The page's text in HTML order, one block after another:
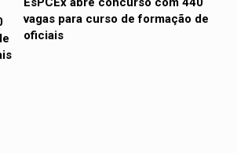
vagas para curso de formação de
oficiais